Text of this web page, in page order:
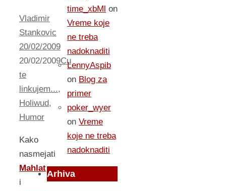
Vladimir
Stankovic
20/02/2009
20/02/2009Cu
te
linkujem...,
Holiwud,
Humor
Kako
nasmejati
Mahlat
i
time_xbMl on
Vreme koje
ne treba
nadoknaditi
LennyAspib
on Blog za
primer
poker_wyer
on Vreme
koje ne treba
nadoknaditi
Arhiva